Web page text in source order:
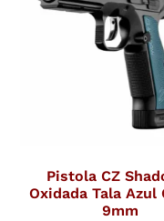
Pistola CZ
Oxidada Tala Azul
9mm